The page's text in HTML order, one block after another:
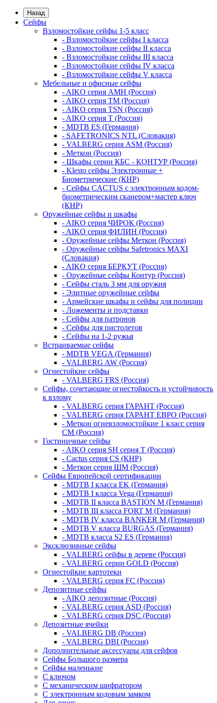
Назад
Сейфы
Взломостойкие сейфы 1-5 класс
- Взломостойкие сейфы I класса
- Взломостойкие сейфы II класса
- Взломостойкие сейфы III класса
- Взломостойкие сейфы IV класса
- Взломостойкие сейфы V класса
Мебельные и офисные сейфы
- AIKO серия AMH (Россия)
- AIKO серия TM (Россия)
- AIKO серия TSN (Россия)
- AIKO серия Т (Россия)
- MDTB ES (Германия)
- SAFETRONICS NTL (Словакия)
- VALBERG серия ASM (Россия)
- Меткон (Россия)
- Шкафы серии КБС - КОНТУР (Россия)
- Klesto сейфы Электронные +
Биометрические (КНР)
- Сейфы CACTUS с электронным кодом-
биометрическим сканером+мастер ключ
(КНР)
Оружейные сейфы и шкафы
- AIKO серия ЧИРОК (Россия)
- AIKO серия ФИЛИН (Россия)
- Оружейные сейфы Меткон (Россия)
- Оружейные сейфы Safetronics MAXI
(Словакия)
- AIKO серия БЕРКУТ (Россия)
- Оружейные сейфы Контур (Россия)
- Сейфы сталь 3 мм для оружия
- Элитные оружейные сейфы
- Армейские шкафы и сейфы для полиции
- Ложементы и подставки
- Сейфы для патронов
- Сейфы для пистолетов
- Сейфы на 1-2 ружья
Встраиваемые сейфы
- MDTB VEGA (Германия)
- VALBERG AW (Россия)
Огнестойкие сейфы
- VALBERG FRS (Россия)
Сейфы, сочетающие огнестойкость и устойчивость
к взлому
- VALBERG серия ГАРАНТ (Россия)
- VALBERG серия ГАРАНТ ЕВРО (Россия)
- Меткон огневзломостойкие 1 класс серия
СМ (Россия)
Гостиничные сейфы
- AIKO серия SH серия Т (Россия)
- Cactus серия CS (КНР)
- Меткон серия ШМ (Россия)
Сейфы Европейской сертификации
- MDTB I класса EK (Германия)
- MDTB I класса Vega (Германия)
- MDTB II класса BASTION M (Германия)
- MDTB III класса FORT M (Германия)
- MDTB IV класса BANKER M (Германия)
- MDTB V класса BURGAS (Германия)
- MDTB класса S2 ES (Германия)
Эксклюзивные сейфы
- VALBERG сейфы в дереве (Россия)
- VALBERG серии GOLD (Россия)
Огнестойкие картотеки
- VALBERG серия FC (Россия)
Депозитные сейфы
- AIKO депозитные (Россия)
- VALBERG серия ASD (Россия)
- VALBERG серия DSC (Россия)
Депозитные ячейки
- VALBERG DB (Россия)
- VALBERG DBI (Россия)
Дополнительные аксессуары для сейфов
Сейфы Большого размера
Сейфы маленькие
С ключом
С механическим шифратором
С электронным кодовым замком